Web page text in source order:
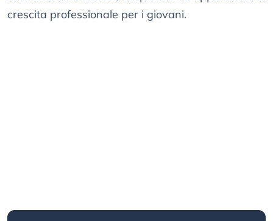
crescita professionale per i giovani.